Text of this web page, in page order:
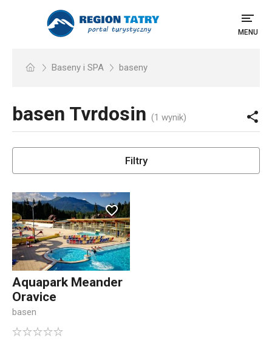
MENU
Baseny i SPA baseny
basen Tvrdosin (1 wynik)
Filtry
Aquapark Meander
Oravice
basen